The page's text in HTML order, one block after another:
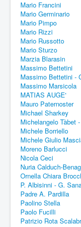
Mario Francini
Mario Germinario
Mario Pimpo
Mario Rizzi
Mario Russotto
Mario Sturzo
Marzia Blarasin
Massimo Bettetini
Massimo Bettetini -
Massimo Marsicola
MATIAS AUGE'
Mauro Paternoster
Michael Sharkey
Michelangelo Tàbet
Michele Borriello
Michele Giulio
Moreno Barlucci
Nicola Ceci
Nuria Calduch-
Ornella Chiara
P. Albisinni - G.
Padre A. Pardilla
Paolino Stella
Paolo Fucilli
Patrizio Rota